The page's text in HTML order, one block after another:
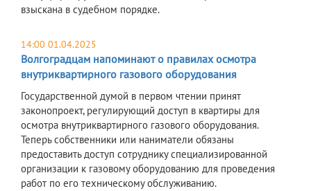
взыскана в судебном порядке.
14:00 01.04.2025
Волгоградцам напоминают о правилах осмотра
внутриквартирного газового оборудования
Государственной думой в первом чтении принят
законопроект, регулирующий доступ в квартиры для
осмотра внутриквартирного газового оборудования.
Теперь собственники или наниматели обязаны
предоставить доступ сотруднику специализированной
организации к газовому оборудованию для проведения
работ по его техническому обслуживанию.